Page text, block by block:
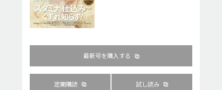
最新号を購入する
定期購読 試し読み